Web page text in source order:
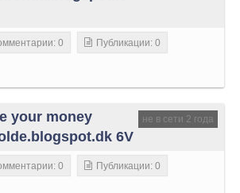
0 Публикации: 0
не в сети 2 года
your money
6V
0 Публикации: 0